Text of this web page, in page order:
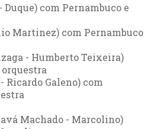
Duque) com Pernambuco e
Martinez) com Pernambuco
- Humberto Teixeira)
orquestra
Ricardo Galeno) com
Machado - Marcolino)